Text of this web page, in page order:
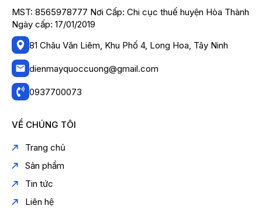
xứ:
Thái Lan
Năm ra
mắt :
2024
Thời
gian
bảo
hành:
24 Tháng
Động
động:
máy
sấy:
Thông hơi
Khối
lượng
sấy:
MST: 8565978777 Nơi Cấp: Chi cục thuế huyện Hòa Thành
Ngày cấp: 17/01/2019
81 Châu Văn Liêm, Khu Phố 4, Long Hoa, Tây Ninh
dienmayquoccuong@gmail.com
0937700073
VỀ CHÚNG TÔI
Trang chủ
Sản phẩm
Tin tức
Liên hệ